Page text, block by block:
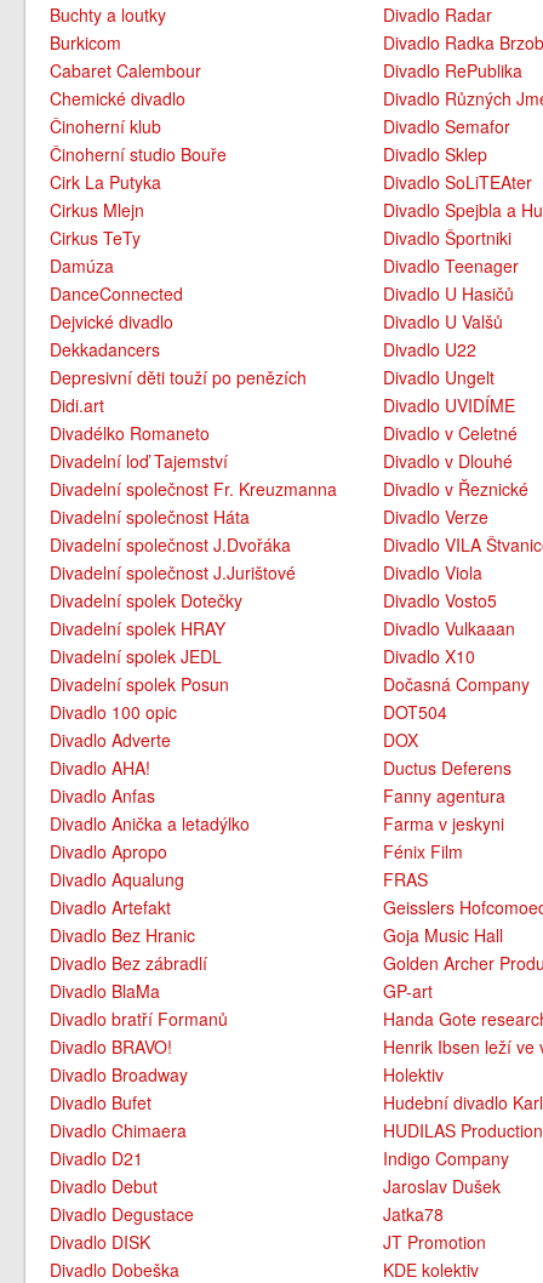
Buchty a loutky
Burkicom
Cabaret Calembour
Chemické divadlo
Činoherní klub
Činoherní studio Bouře
Cirk La Putyka
Cirkus Mlejn
Cirkus TeTy
Damúza
DanceConnected
Dejvické divadlo
Dekkadancers
Depresivní děti touží po penězích
Didi.art
Divadélko Romaneto
Divadelní loď Tajemství
Divadelní společnost Fr. Kreuzmanna
Divadelní společnost Háta
Divadelní společnost J.Dvořáka
Divadelní společnost J.Jurištové
Divadelní spolek Dotečky
Divadelní spolek HRAY
Divadelní spolek JEDL
Divadelní spolek Posun
Divadlo 100 opic
Divadlo Adverte
Divadlo AHA!
Divadlo Anfas
Divadlo Anička a letadýlko
Divadlo Apropo
Divadlo Aqualung
Divadlo Artefakt
Divadlo Bez Hranic
Divadlo Bez zábradlí
Divadlo BlaMa
Divadlo bratří Formanů
Divadlo BRAVO!
Divadlo Broadway
Divadlo Bufet
Divadlo Chimaera
Divadlo D21
Divadlo Debut
Divadlo Degustace
Divadlo DISK
Divadlo Dobeška
Divadlo Radar
Divadlo Radka
Divadlo RePublika
Divadlo Různých
Divadlo Semafor
Divadlo Sklep
Divadlo SoLiTEAter
Divadlo Spejbla a
Divadlo Športniki
Divadlo Teenager
Divadlo U Hasičů
Divadlo U Valšů
Divadlo U22
Divadlo Ungelt
Divadlo UVIDÍME
Divadlo v Celetné
Divadlo v Dlouhé
Divadlo v Řeznické
Divadlo Verze
Divadlo VILA
Divadlo Viola
Divadlo Vosto5
Divadlo Vulkaaan
Divadlo X10
Dočasná Company
DOT504
DOX
Ductus Deferens
Fanny agentura
Farma v jeskyni
Fénix Film
FRAS
Geisslers
Goja Music Hall
Golden Archer
GP-art
Handa Gote
Henrik Ibsen leží ve
Holektiv
Hudební divadlo
HUDILAS Production
Indigo Company
Jaroslav Dušek
Jatka78
JT Promotion
KDE kolektiv